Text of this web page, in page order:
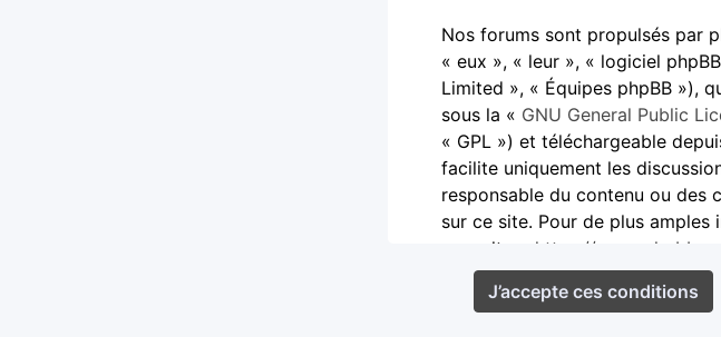
Nos forums sont propulsés par
« eux », « leur », « logiciel
Limited », « Équipes phpBB »),
sous la « GNU General Public
« GPL ») et téléchargeable
facilite uniquement les
responsable du contenu ou des
sur ce site. Pour de plus
consulter : https://
Vous acceptez de ne pas